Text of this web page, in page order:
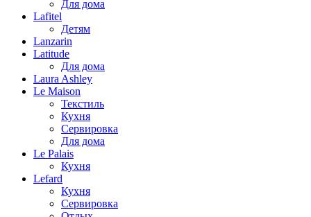
Для дома
Lafitel
Детям
Lanzarin
Latitude
Для дома
Laura Ashley
Le Maison
Текстиль
Кухня
Сервировка
Для дома
Le Palais
Кухня
Lefard
Кухня
Сервировка